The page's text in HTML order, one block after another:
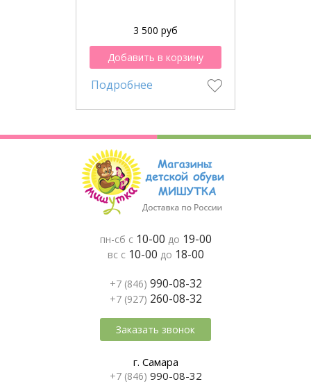
3 500 руб
Добавить в корзину
Подробнее
пн-сб с 10-00 до 19-00
вс с 10-00 до 18-00
+7 (846) 990-08-32
+7 (927) 260-08-32
Заказать звонок
г. Самара
+7 (846) 990-08-32